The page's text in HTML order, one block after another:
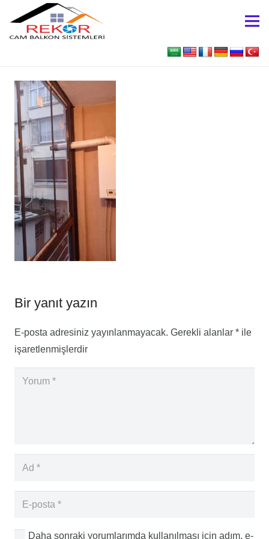
Bir yanıt yazın
E-posta adresiniz yayınlanmayacak. Gerekli alanlar * ile
işaretlenmişlerdir
Daha sonraki yorumlarımda kullanılması için adım, e-